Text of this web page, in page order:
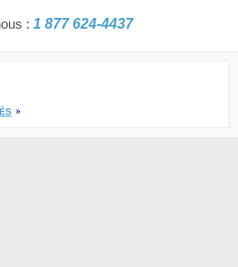
: 1 877 624-4437